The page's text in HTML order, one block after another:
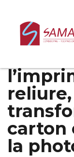
carton
la